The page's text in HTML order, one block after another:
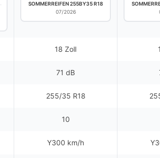
SOMMERREIFEN 255BY35 R18
07/2026
18 Zoll
71 dB
255/35 R18
10
Y300 km/h